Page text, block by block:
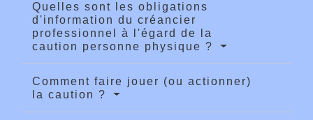
Quelles sont les obligations
d'information du créancier
professionnel à l'égard de la
caution personne physique ?
Comment faire jouer (ou actionner)
la caution ?